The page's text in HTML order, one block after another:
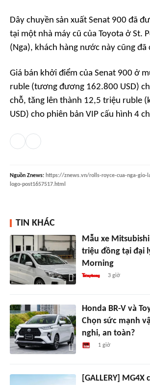
Dây chuyền sản xuất Senat 900 đã
tại một nhà máy cũ của Toyota ở St.
(Nga), khách hàng nước này cũng đã
Giá bán khởi điểm của Senat 900 ở
ruble (tương đương 162.800 USD)
chỗ, tăng lên thành 12,5 triệu ruble
USD) cho phiên bản VIP cấu hình 4
Nguồn Znews: https://znews.vn/rolls-royce-cua-nga-gio-
logo-post1657517.html
TIN KHÁC
Mẫu xe
triệu đồng tại đại
Morning
3 giờ
Honda BR-V và
Chọn sức mạnh
nghi, an toàn?
1 giờ
[GALLERY]